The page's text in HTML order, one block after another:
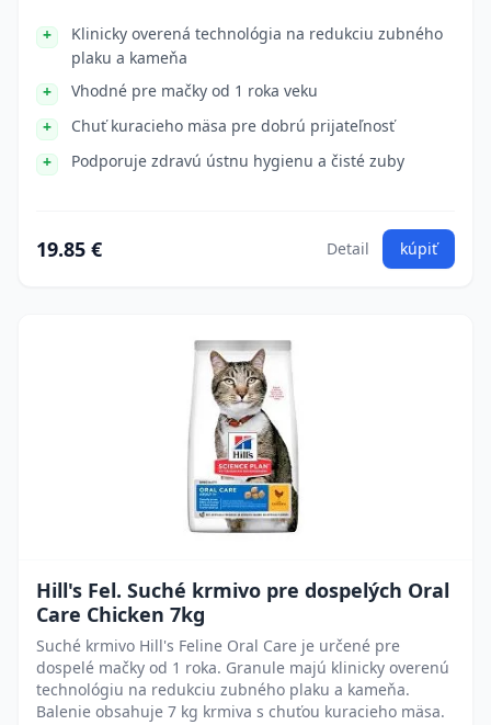
Klinicky overená technológia na redukciu zubného
plaku a kameňa
Vhodné pre mačky od 1 roka veku
Chuť kuracieho mäsa pre dobrú prijateľnosť
Podporuje zdravú ústnu hygienu a čisté zuby
19.85 € Detail kúpiť
Hill's Fel. Suché krmivo pre dospelých Oral
Care Chicken 7kg
Suché krmivo Hill's Feline Oral Care je určené pre
dospelé mačky od 1 roka. Granule majú klinicky overenú
technológiu na redukciu zubného plaku a kameňa.
Balenie obsahuje 7 kg krmiva s chuťou kuracieho mäsa.